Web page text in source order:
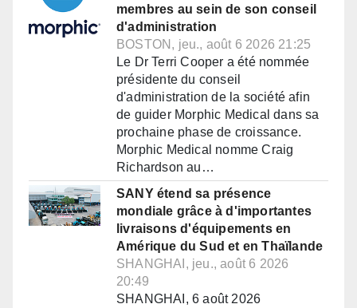
membres au sein de son conseil
d'administration
BOSTON, jeu., août 6 2026 21:25
Le Dr Terri Cooper a été nommée
présidente du conseil
d'administration de la société afin
de guider Morphic Medical dans sa
prochaine phase de croissance.
Morphic Medical nomme Craig
Richardson au…
SANY étend sa présence
mondiale grâce à d'importantes
livraisons d'équipements en
Amérique du Sud et en Thaïlande
SHANGHAI, jeu., août 6 2026
20:49
SHANGHAI, 6 août 2026